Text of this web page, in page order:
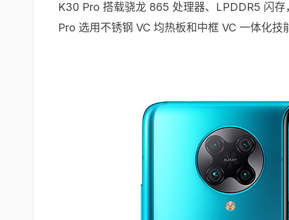
K30 Pro 搭载骁龙 865 处理器、LPDDR5 闪
Pro 选用不锈钢 VC 均热板和中框 VC 一体化技